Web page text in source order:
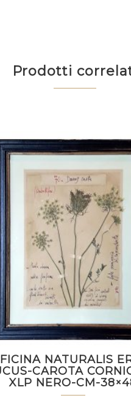
Prodotti
NATURALIS
CAROTA
XLP NERO-CM-